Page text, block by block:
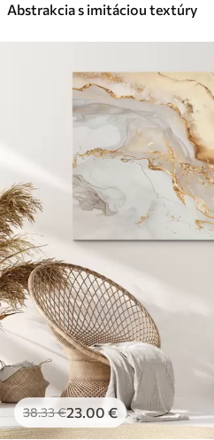
Abstrakcia s imitáciou textúry
38.33€23.00 €